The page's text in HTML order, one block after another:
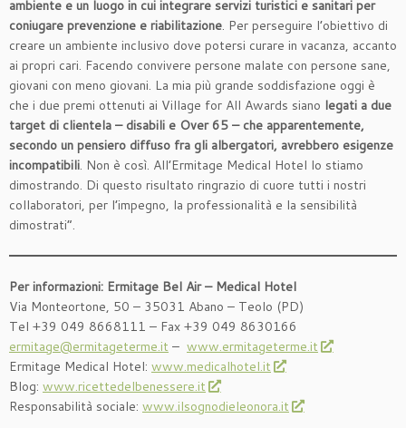
ambiente e un luogo in cui integrare servizi turistici e sanitari per
coniugare prevenzione e riabilitazione. Per perseguire l’obiettivo di
creare un ambiente inclusivo dove potersi curare in vacanza, accanto
ai propri cari. Facendo convivere persone malate con persone sane,
giovani con meno giovani. La mia più grande soddisfazione oggi è
che i due premi ottenuti ai Village for All Awards siano legati a due
target di clientela – disabili e Over 65 – che apparentemente,
secondo un pensiero diffuso fra gli albergatori, avrebbero esigenze
incompatibili. Non è così. All’Ermitage Medical Hotel lo stiamo
dimostrando. Di questo risultato ringrazio di cuore tutti i nostri
collaboratori, per l’impegno, la professionalità e la sensibilità
dimostrati”.
Per informazioni: Ermitage Bel Air – Medical Hotel
Via Monteortone, 50 – 35031 Abano – Teolo (PD)
Tel +39 049 8668111 – Fax +39 049 8630166
ermitage@ermitageterme.it – www.ermitageterme.it
Ermitage Medical Hotel: www.medicalhotel.it
Blog: www.ricettedelbenessere.it
Responsabilità sociale: www.ilsognodieleonora.it